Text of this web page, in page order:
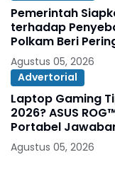
Pemerintah
terhadap
Polkam Beri
Agustus 05, 2026
Advertorial
Laptop Gaming
2026? ASUS
Portabel
Agustus 05, 2026